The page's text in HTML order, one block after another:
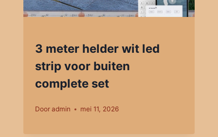
3 meter helder wit led
strip voor buiten
complete set
Dooradmin mei 11, 2026